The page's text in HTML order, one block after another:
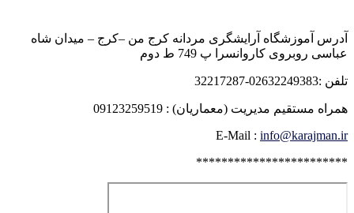
آدرس آموزشگاه آرایشگری مردانه کرج من –کرج – میدان شاه
عباسی روبروی کاروانسرا پ 749 ط دوم
تلفن :02632249383-32217287
همراه مستقیم مدیریت (معماریان) : 09123259519
E-Mail : info@karajman.ir
************************